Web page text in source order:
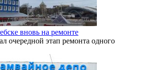
вновь на ремонте
очередной этап ремонта одного